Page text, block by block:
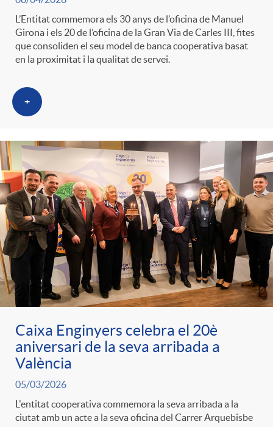
L’Entitat commemora els 30 anys de l’oficina de Manuel
Girona i els 20 de l’oficina de la Gran Via de Carles III, fites
que consoliden el seu model de banca cooperativa basat
en la proximitat i la qualitat de servei.
+
Caixa Enginyers celebra el 20è
aniversari de la seva arribada a
València
05/03/2026
L'entitat cooperativa commemora la seva arribada a la
ciutat amb un acte a la seva oficina del Carrer Arquebisbe